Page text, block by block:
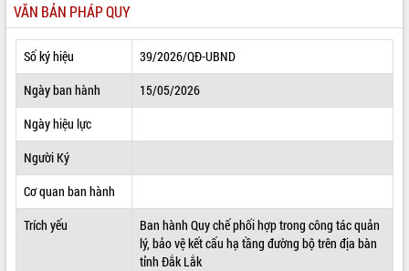
GIỚI THIỆU
LÃNH ĐẠO UBND TỈNH
TIN TỨC SỰ KIỆN
SỞ, BAN, NGÀNH
UBND CÁC XÃ, PHƯỜNG
THÔNG TIN CHỈ ĐẠO ĐIỀU HÀNH
HỆ THỐNG VĂN BẢN
VĂN BẢN PHÁP QUY
Số ký hiệu
39/2026/QĐ-UBND
Ngày ban hành
15/05/2026
Ngày hiệu lực
Người Ký
Cơ quan ban hành
Trích yếu
Ban hành Quy chế phối hợp trong công tác quản
lý, bảo vệ kết cấu hạ tầng đường bộ trên địa bàn
tỉnh Đắk Lắk